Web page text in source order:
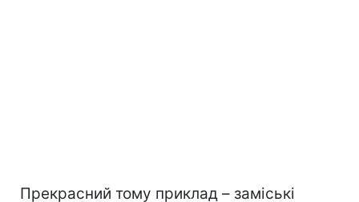
Прекрасний тому приклад – заміські